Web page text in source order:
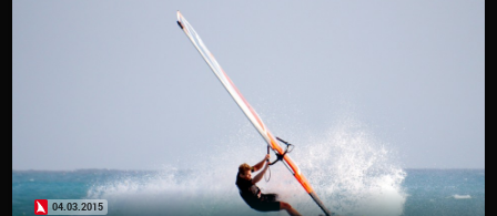
04.03.2015